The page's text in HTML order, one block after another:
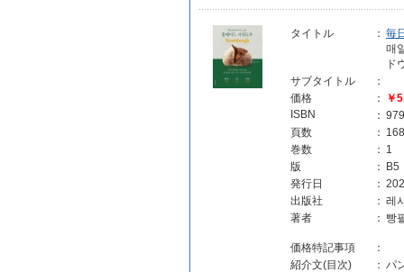
タイトル ： 毎
매
ド
サブタイトル
：
価格
：
￥
ISBN
：
頁数
： 168
巻数
： 1
版
：
B5
発行日
：
出版社
： 레
著者
： 빵
価格特記事項
：
紹介文(目次)
： パ